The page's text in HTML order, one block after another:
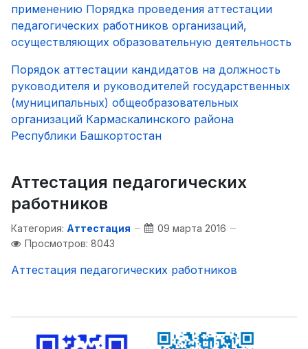
применению Порядка проведения аттестации
педагогических работников организаций,
осуществляющих образовательную деятельность
Порядок аттестации кандидатов на должность
руководителя и руководителей государственных
(муниципальных) общеобразовательных
организаций Кармаскалинского района
Республики Башкортостан
Аттестация педагогических
работников
Категория: Аттестация
09 марта 2016
Просмотров: 8043
Аттестация педагогических работников